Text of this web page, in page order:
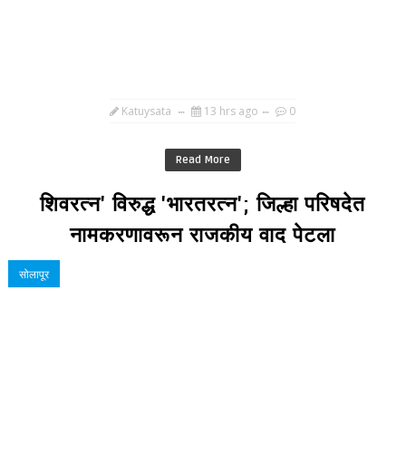
Katuysata 13 hrs ago 0
Read More
शिवरत्न' विरुद्ध 'भारतरत्न'; जिल्हा परिषदेत
नामकरणावरून राजकीय वाद पेटला
सोलापूर